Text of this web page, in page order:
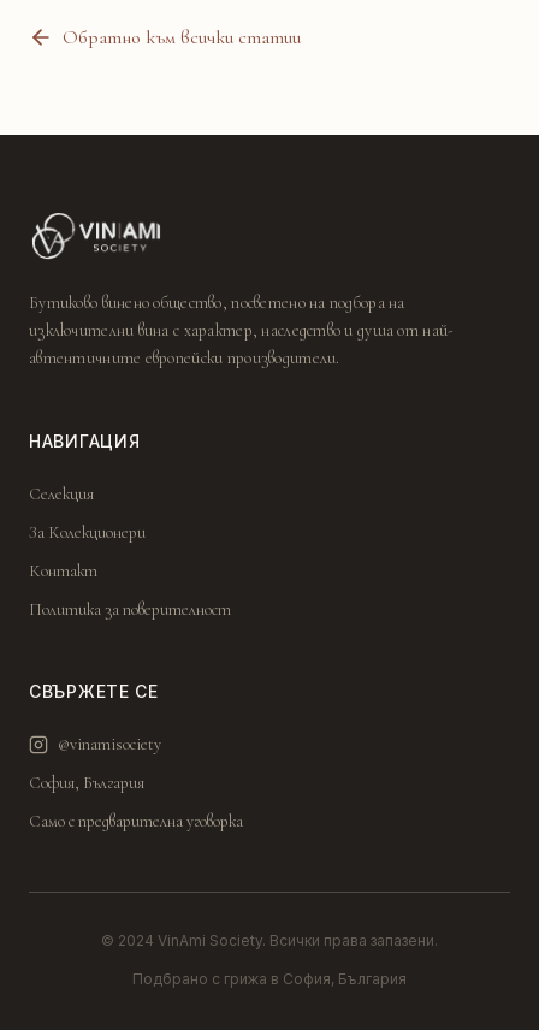
Обратно към всички статии
Бутиково винено общество, посветено на подбора на
изключителни вина с характер, наследство и душа от най-
автентичните европейски производители.
НАВИГАЦИЯ
Селекция
За Колекционери
Контакт
Политика за поверителност
СВЪРЖЕТЕ СЕ
@vinamisociety
София, България
Само с предварителна уговорка
© 2024 VinAmi Society. Всички права запазени.
Подбрано с грижа в София, България